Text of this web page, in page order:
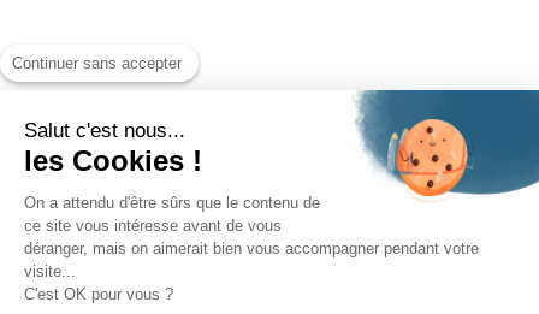
Continuer sans accepter
Salut c'est nous...
les Cookies !
On a attendu d'être sûrs que le contenu de
ce site vous intéresse avant de vous
déranger, mais on aimerait bien vous accompagner pendant votre
visite...
C'est OK pour vous ?